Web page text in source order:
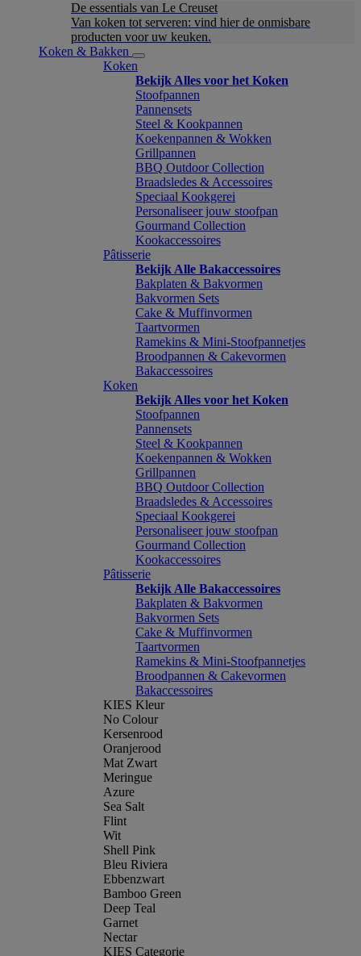
De essentials van Le Creuset
Van koken tot serveren: vind hier de onmisbare
producten voor uw keuken.
Koken & Bakken
Koken
Bekijk Alles voor het Koken
Stoofpannen
Pannensets
Steel & Kookpannen
Koekenpannen & Wokken
Grillpannen
BBQ Outdoor Collection
Braadsledes & Accessoires
Speciaal Kookgerei
Personaliseer jouw stoofpan
Gourmand Collection
Kookaccessoires
Pâtisserie
Bekijk Alle Bakaccessoires
Bakplaten & Bakvormen
Bakvormen Sets
Cake & Muffinvormen
Taartvormen
Ramekins & Mini-Stoofpannetjes
Broodpannen & Cakevormen
Bakaccessoires
Koken
Bekijk Alles voor het Koken
Stoofpannen
Pannensets
Steel & Kookpannen
Koekenpannen & Wokken
Grillpannen
BBQ Outdoor Collection
Braadsledes & Accessoires
Speciaal Kookgerei
Personaliseer jouw stoofpan
Gourmand Collection
Kookaccessoires
Pâtisserie
Bekijk Alle Bakaccessoires
Bakplaten & Bakvormen
Bakvormen Sets
Cake & Muffinvormen
Taartvormen
Ramekins & Mini-Stoofpannetjes
Broodpannen & Cakevormen
Bakaccessoires
KIES Kleur
No Colour
Kersenrood
Oranjerood
Mat Zwart
Meringue
Azure
Sea Salt
Flint
Wit
Shell Pink
Bleu Riviera
Ebbenzwart
Bamboo Green
Deep Teal
Garnet
Nectar
KIES Categorie